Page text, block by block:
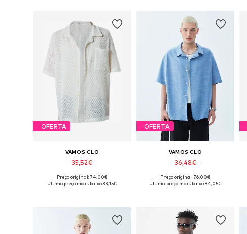
OFERTA
VAMOS CLO
35,52€
Tamanhos disponíveis: S, M, L, XL
Preço original: 74,00€
Último preço mais baixo:33,15€
OFERTA
VAMOS CLO
36,48€
Tamanhos disponíveis: S, M, L, XL
Preço original: 76,00€
Último preço mais baixo:34,05€